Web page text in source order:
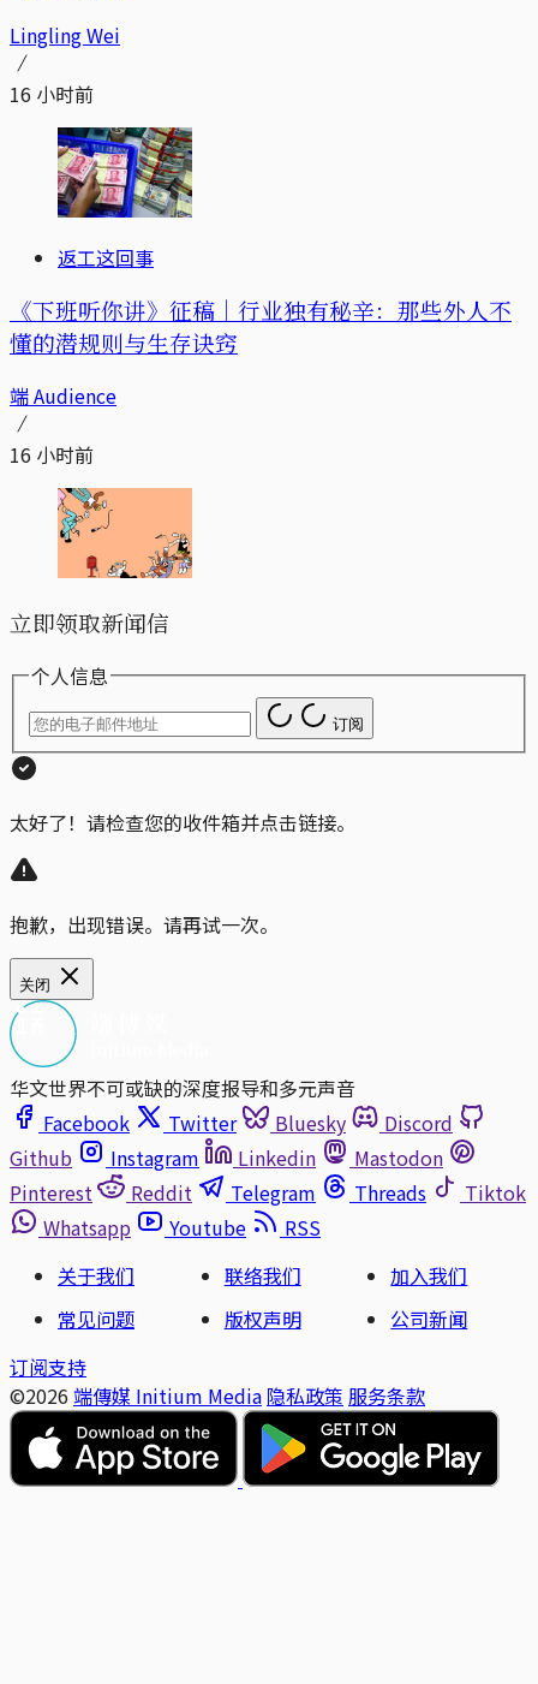
Lingling Wei
16 小时前
返工这回事
《下班听你讲》征稿｜行业独有秘辛：那些外人不
懂的潜规则与生存诀窍
端 Audience
16 小时前
立即领取新闻信
个人信息
订阅
太好了！请检查您的收件箱并点击链接。
抱歉，出现错误。请再试一次。
关闭
华文世界不可或缺的深度报导和多元声音
Facebook
Twitter Bluesky
Discord
Github
Instagram Linkedin
Mastodon
Pinterest
Reddit Telegram Threads
Tiktok
Whatsapp
Youtube
RSS
关于我们
联络我们
加入我们
常见问题
版权声明
公司新闻
订阅支持
©2026 端傳媒 Initium Media 隐私政策 服务条款